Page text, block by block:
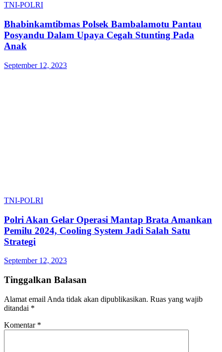
TNI-POLRI
Bhabinkamtibmas Polsek Bambalamotu Pantau
Posyandu Dalam Upaya Cegah Stunting Pada
Anak
September 12, 2023
TNI-POLRI
Polri Akan Gelar Operasi Mantap Brata Amankan
Pemilu 2024, Cooling System Jadi Salah Satu
Strategi
September 12, 2023
Tinggalkan Balasan
Alamat email Anda tidak akan dipublikasikan. Ruas yang wajib
ditandai *
Komentar *